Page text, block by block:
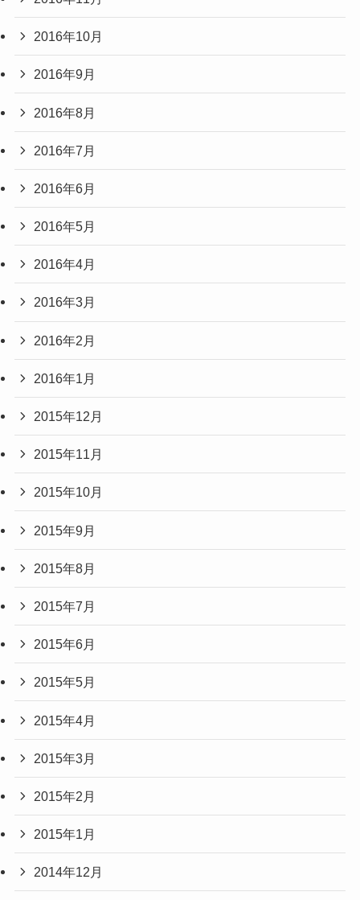
2016年10月
2016年9月
2016年8月
2016年7月
2016年6月
2016年5月
2016年4月
2016年3月
2016年2月
2016年1月
2015年12月
2015年11月
2015年10月
2015年9月
2015年8月
2015年7月
2015年6月
2015年5月
2015年4月
2015年3月
2015年2月
2015年1月
2014年12月